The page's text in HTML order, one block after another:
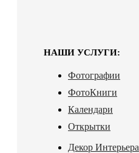
НАШИ УСЛУГИ:
Фотографии
ФотоКниги
Календари
Открытки
Декор Интерьера